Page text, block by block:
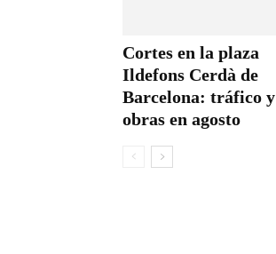
Cortes en la plaza
Ildefons Cerdà de
Barcelona: tráfico y
obras en agosto